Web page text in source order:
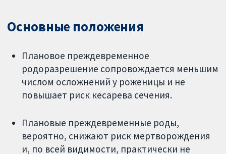
Основные положения
Плановое преждевременное
родоразрешение сопровождается меньшим
числом осложнений у роженицы и не
повышает риск кесарева сечения.
Плановые преждевременные роды,
вероятно, снижают риск мертворождения
и, по всей видимости, практически не